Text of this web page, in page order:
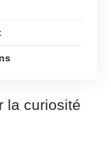
la curiosité